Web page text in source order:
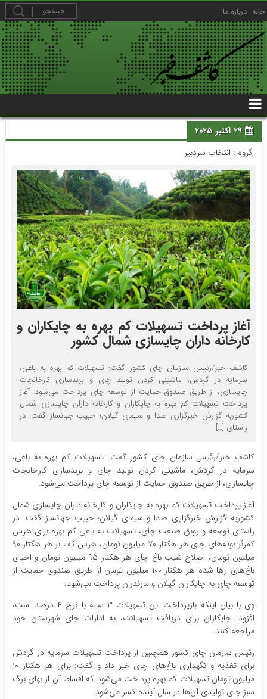
خانه درباره ما
29 اکتبر 2025
گروه : انتخاب سردبیر
آغاز پرداخت تسهیلات کم بهره به چایکاران و
کارخانه داران چایسازی شمال کشور
کاشف خبر/رئیس سازمان چای کشور گفت: تسهیلات کم بهره به باغی،
سرمایه در گردش، ماشینی کردن تولید چای و برندسازی کارخانجات
چایسازی، از طریق صندوق حمایت از توسعه چای پرداخت می‌شود. آغاز
پرداخت تسهیلات کم بهره به چایکاران و کارخانه داران چایسازی شمال
کشوربه گزارش خبرگزاری صدا و سیمای گیلان؛ حبیب جهانساز گفت: در
راستای […]
کاشف خبر/رئیس سازمان چای کشور گفت: تسهیلات کم بهره به باغی،
سرمایه در گردش، ماشینی کردن تولید چای و برندسازی کارخانجات
چایسازی، از طریق صندوق حمایت از توسعه چای پرداخت می‌شود.
آغاز پرداخت تسهیلات کم بهره به چایکاران و کارخانه داران چایسازی شمال
کشوربه گزارش خبرگزاری صدا و سیمای گیلان؛ حبیب جهانساز گفت: در
راستای توسعه و رونق صنعت چای، تسهیلات به باغی کم بهره برای هرس
کمربُر بوته‌های چای هر هکتار ۷۰ میلیون تومان، هرس کف بر هر هکتار ۹۰
میلیون تومان، اصلاح شیب باغ چای هر هکتار ۹۵ میلیون تومان و احیای
باغ‌های رها شده هر هکتار ۱۰۰ میلیون تومان از طریق صندوق حمایت از
توسعه چای به چایکاران گیلان و مازندران پرداخت می‌شود.
وی با بیان اینکه بازپرداخت این تسهیلات ۳ ساله با نرخ ۴ درصد است،
افزود: چایکاران برای دریافت تسهیلات، به ادارات چای شهرستان خود
مراجعه کنند.
رئیس سازمان چای کشور همچنین از پرداخت تسهیلات سرمایه در گردش
برای تغذیه و نگهداری باغ‌های چای خبر داد و گفت: برای هر هکتار ۱۰
میلیون تومان تسهیلات کم بهره پرداخت می‌شود که اقساط آن از بهای برگ
سبز چای تولیدی آن‌ها در سال آینده کسر می‌شود.